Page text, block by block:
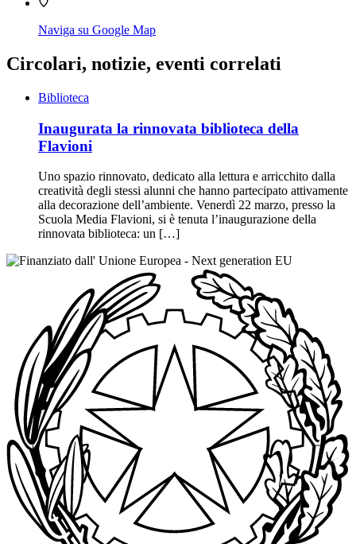
Naviga su Google Map
Circolari, notizie, eventi correlati
Biblioteca
Inaugurata la rinnovata biblioteca della
Flavioni
Uno spazio rinnovato, dedicato alla lettura e arricchito dalla
creatività degli stessi alunni che hanno partecipato attivamente
alla decorazione dell’ambiente. Venerdì 22 marzo, presso la
Scuola Media Flavioni, si è tenuta l’inaugurazione della
rinnovata biblioteca: un […]